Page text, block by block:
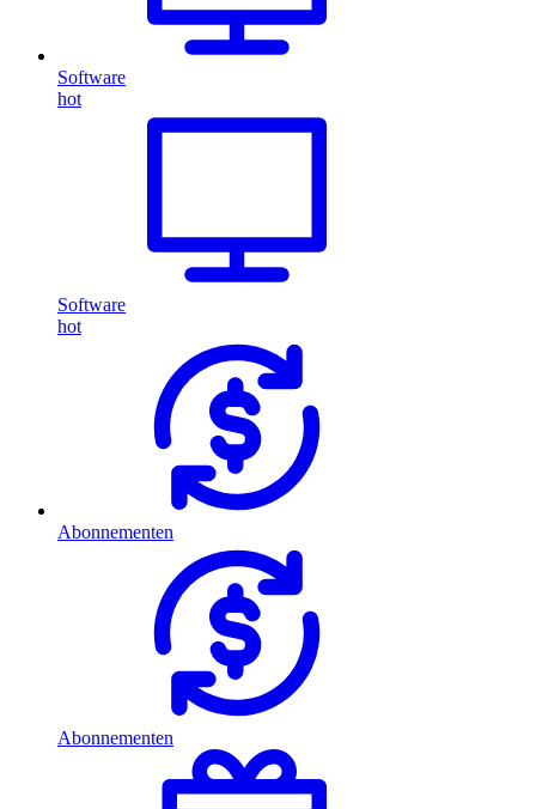
Software
hot
Software
hot
Abonnementen
Abonnementen